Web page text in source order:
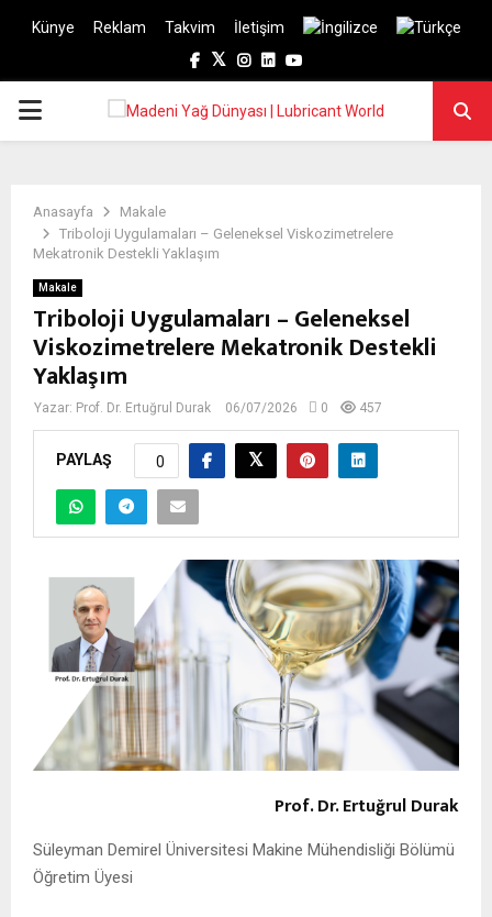
Künye Reklam Takvim
İletişim
Facebook
TwitterInstagram
LinkedinYoutube
PRIMARY
Anasayfa
Makale
Triboloji Uygulamaları – Geleneksel Viskozimetrelere
Mekatronik Destekli Yaklaşım
Makale
Triboloji Uygulamaları – Geleneksel
Viskozimetrelere Mekatronik Destekli
Yaklaşım
Yazar: Prof. Dr. Ertuğrul Durak 06/07/2026 0 457
PAYLAŞ 0
Prof. Dr. Ertuğrul Durak
Süleyman Demirel Üniversitesi Makine Mühendisliği Bölümü
Öğretim Üyesi